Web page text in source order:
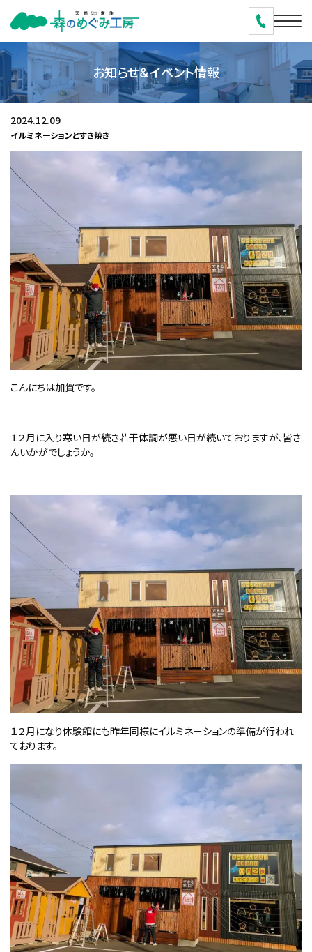
お知らせ＆イベント情報
2024.12.09
イルミネーションとすき焼き
こんにちは加賀です。
１２月に入り寒い日が続き若干体調が悪い日が続いておりますが、皆さ
んいかがでしょうか。
１２月になり体験館にも昨年同様にイルミネーションの準備が行われ
ております。